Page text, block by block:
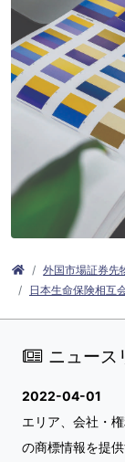
外国市場証券先
日本生命保険相互
ニュース
2022-04-01
エリア、会社・
の商標情報を提